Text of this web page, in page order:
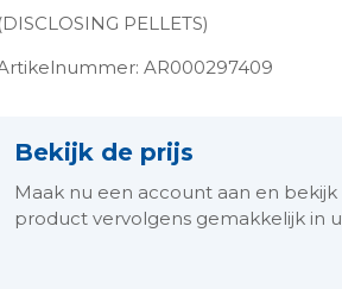
(DISCLOSING PELLETS)
AR000297409
Bekijk de prijs
Maak nu een account aan en
product vervolgens gemakkelijk in